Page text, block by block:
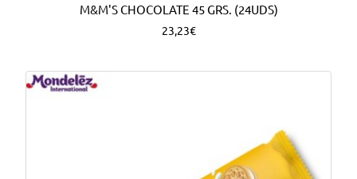
M&M'S CHOCOLATE 45 GRS. (24UDS)
23,23€